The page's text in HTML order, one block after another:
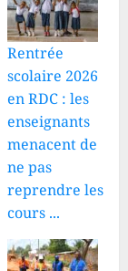
Rentrée
scolaire 2026
en RDC : les
enseignants
menacent de
ne pas
reprendre les
cours ...